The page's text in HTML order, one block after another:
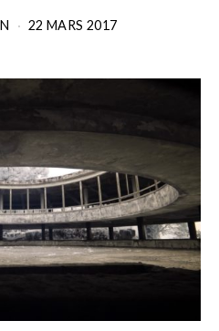
22 MARS 2017